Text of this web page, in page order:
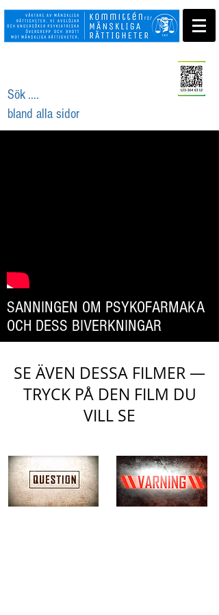
Sök ....
bland alla sidor
SANNINGEN OM PSYKOFARMAKA
OCH DESS BIVERKNINGAR
SE ÄVEN DESSA FILMER —
TRYCK PÅ DEN FILM DU
VILL SE